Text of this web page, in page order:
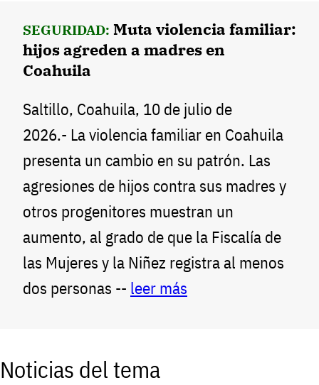
SEGURIDAD: Muta violencia familiar:
hijos agreden a madres en
Coahuila
Saltillo, Coahuila, 10 de julio de
2026.- La violencia familiar en Coahuila
presenta un cambio en su patrón. Las
agresiones de hijos contra sus madres y
otros progenitores muestran un
aumento, al grado de que la Fiscalía de
las Mujeres y la Niñez registra al menos
dos personas -- leer más
Noticias del tema